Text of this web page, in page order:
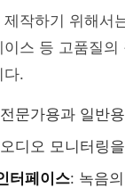
작하기 위해서
이스 등 고품질
다.
문가용과 일반
디오 모니터링
터페이스: 녹음